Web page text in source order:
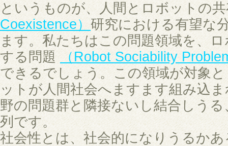
というものが、人間とロボットの
Coexistence） 研究における有望な
ます。私たちはこの問題領域を、
する問題
（Robot Sociability
できるでしょう。この領域が対象
ットが人間社会へますます組み込
野の問題群と隣接ないし結合しう
列です。
社会性とは、社会的になりうるか